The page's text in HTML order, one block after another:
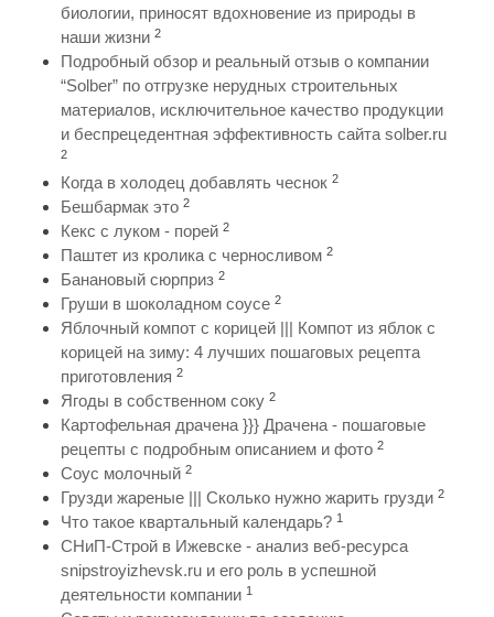
биологии, приносят вдохновение из природы в
наши жизни 2
Подробный обзор и реальный отзыв о компании
“Solber” по отгрузке нерудных строительных
материалов, исключительное качество продукции
и беспрецедентная эффективность сайта solber.ru
2
Когда в холодец добавлять чеснок 2
Бешбармак это 2
Кекс с луком - порей 2
Паштет из кролика с черносливом 2
Банановый сюрприз 2
Груши в шоколадном соусе 2
Яблочный компот с корицей ||| Компот из яблок с
корицей на зиму: 4 лучших пошаговых рецепта
приготовления 2
Ягоды в собственном соку 2
Картофельная драчена }}} Драчена - пошаговые
рецепты с подробным описанием и фото 2
Соус молочный 2
Грузди жареные ||| Сколько нужно жарить грузди 2
Что такое квартальный календарь? 1
СНиП-Строй в Ижевске - анализ веб-ресурса
snipstroyizhevsk.ru и его роль в успешной
деятельности компании 1